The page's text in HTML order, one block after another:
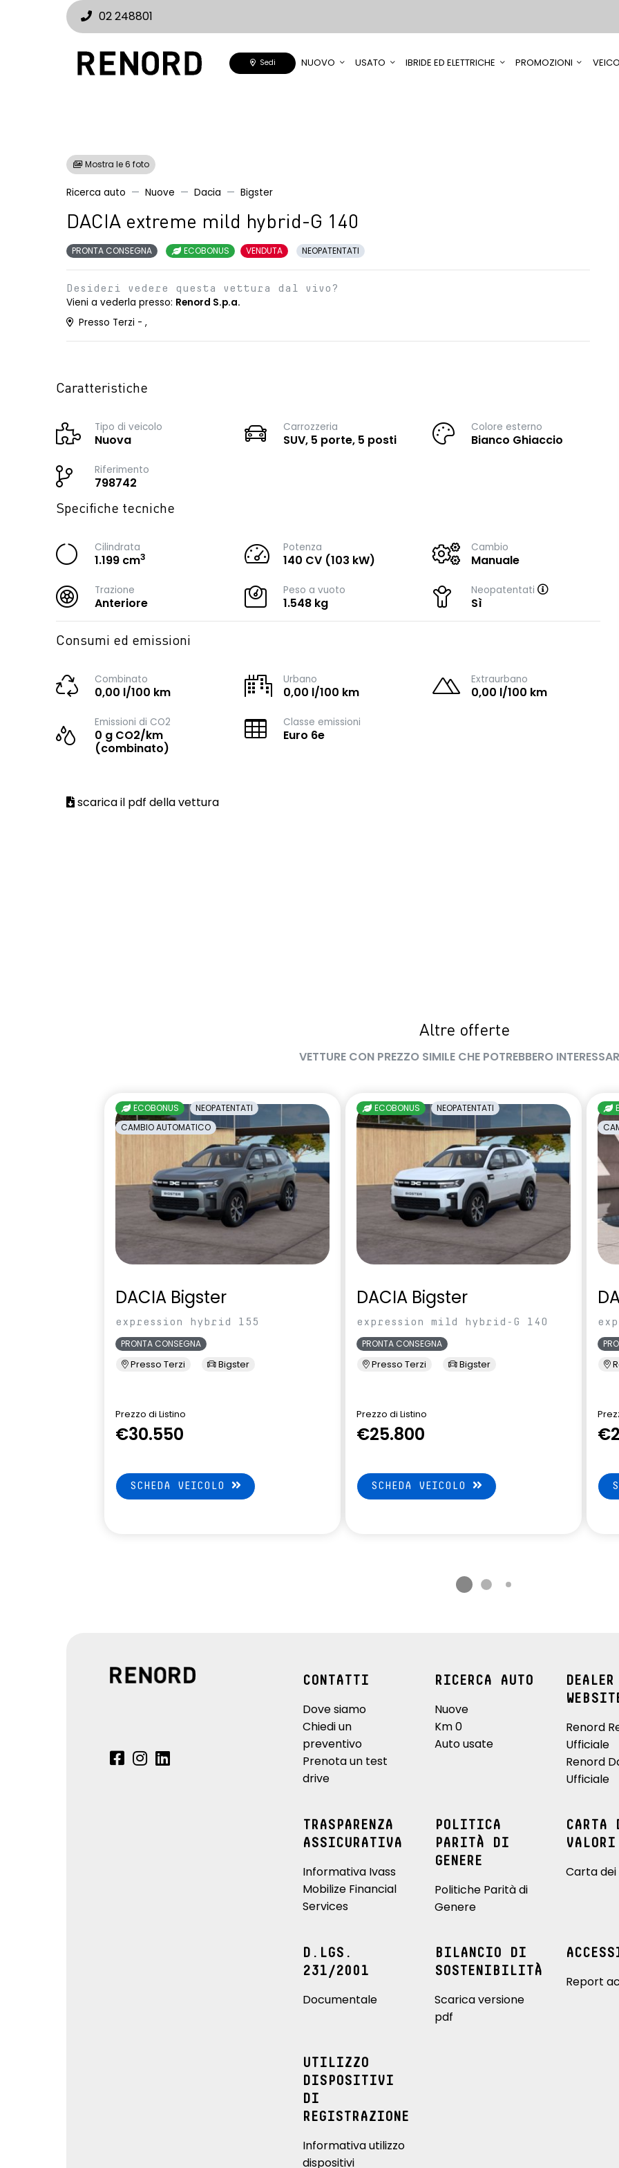
02 248801
Sedi NUOVO USATO IBRIDE ED ELETTRICHE PROMOZIONI
Mostra le 6 foto
Ricerca auto Nuove Dacia Bigster
DACIA extreme mild hybrid-G 140
PRONTA CONSEGNA ECOBONUS VENDUTA NEOPATENTATI
Desideri vedere questa vettura dal vivo?
Vieni a vederla presso: Renord S.p.a.
Presso Terzi - ,
Caratteristiche
Tipo di veicolo
Nuova
Carrozzeria
SUV, 5 porte, 5 posti
Colore esterno
Bianco Ghiaccio
Riferimento
798742
Specifiche tecniche
Cilindrata
1.199 cm3
Potenza
140 CV (103 kW)
Cambio
Manuale
Trazione
Anteriore
Peso a vuoto
1.548 kg
Neopatentati
Sì
Consumi ed emissioni
Combinato
0,00 l/100 km
Urbano
0,00 l/100 km
Extraurbano
0,00 l/100 km
Emissioni di CO2
0 g CO2/km
(combinato)
Classe emissioni
Euro 6e
scarica il pdf della vettura
Altre offerte
VETTURE CON PREZZO SIMILE CHE POTREBBERO
ECOBONUS
NEOPATENTATI
CAMBIO AUTOMATICO
DACIA Bigster
expression hybrid 155
PRONTA CONSEGNA
Presso Terzi Bigster
Prezzo di Listino
€30.550
SCHEDA VEICOLO
ECOBONUS NEOPATENTATI
DACIA Bigster
expression mild hybrid-G 140
PRONTA CONSEGNA
Presso Terzi Bigster
Prezzo di Listino
€25.800
SCHEDA VEICOLO
CONTATTI
Dove siamo
Chiedi un
preventivo
Prenota un test
drive
RICERCA AUTO
Nuove
Km 0
Auto usate
DEALER
Renord
Ufficiale
Renord
Ufficiale
TRASPARENZA
ASSICURATIVA
Informativa Ivass
Mobilize Financial
Services
POLITICA
PARITÀ DI
GENERE
Politiche Parità di
Genere
CARTA
VALORI
Carta dei
D.LGS.
231/2001
Documentale
BILANCIO DI
SOSTENIBILITÀ
Scarica versione
pdf
Report
UTILIZZO
DISPOSITIVI
DI
REGISTRAZIONE
Informativa utilizzo
dispositivi